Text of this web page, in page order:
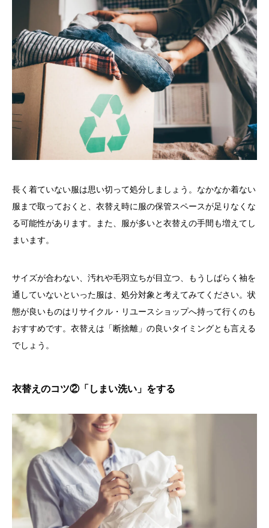
長く着ていない服は思い切って処分しましょう。なかなか着ない
服まで取っておくと、衣替え時に服の保管スペースが足りなくな
る可能性があります。また、服が多いと衣替えの手間も増えてし
まいます。
サイズが合わない、汚れや毛羽立ちが目立つ、もうしばらく袖を
通していないといった服は、処分対象と考えてみてください。状
態が良いものはリサイクル・リユースショップへ持って行くのも
おすすめです。衣替えは「断捨離」の良いタイミングとも言える
でしょう。
衣替えのコツ②「しまい洗い」をする